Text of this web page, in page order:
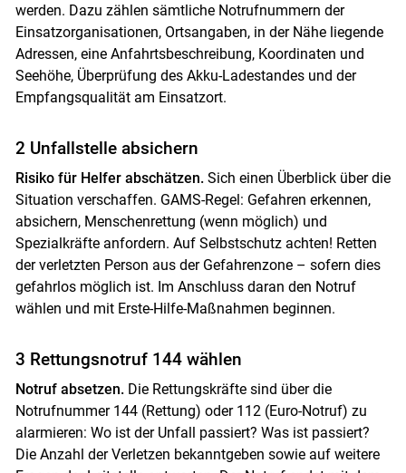
Skip to main content
werden. Dazu zählen sämtliche Notrufnummern der
Einsatzorganisationen, Ortsangaben, in der Nähe liegende
Adressen, eine Anfahrtsbeschreibung, Koordinaten und
Seehöhe, Überprüfung des Akku-Ladestandes und der
Empfangsqualität am Einsatzort.
2 Unfallstelle absichern
Risiko für Helfer abschätzen.Sich einen Überblick über die
Situation verschaffen. GAMS-Regel: Gefahren erkennen,
absichern, Menschenrettung (wenn möglich) und
Spezialkräfte anfordern. Auf Selbstschutz achten! Retten
der verletzten Person aus der Gefahrenzone – sofern dies
gefahrlos möglich ist. Im Anschluss daran den Notruf
wählen und mit Erste-Hilfe-Maßnahmen beginnen.
3 Rettungsnotruf 144 wählen
Notruf absetzen.Die Rettungskräfte sind über die
Notrufnummer 144 (Rettung) oder 112 (Euro-Notruf) zu
alarmieren: Wo ist der Unfall passiert? Was ist passiert?
Die Anzahl der Verletzen bekanntgeben sowie auf weitere